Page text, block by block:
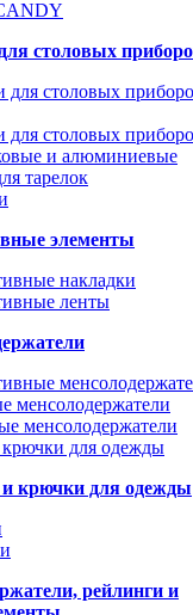
столовых
для столовых
для столовых
и алюминиевые
тарелок
элементы
накладки
ленты
менсолодержатели
менсолодержатели
крючки для одежды
рейлинги и